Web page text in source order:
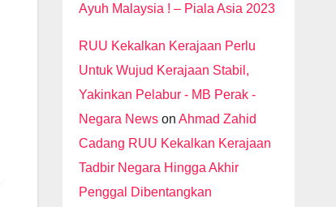
Ayuh Malaysia ! – Piala Asia 2023
RUU Kekalkan Kerajaan Perlu
Untuk Wujud Kerajaan Stabil,
Yakinkan Pelabur - MB Perak -
Negara Newson Ahmad Zahid
Cadang RUU Kekalkan Kerajaan
Tadbir Negara Hingga Akhir
Penggal Dibentangkan